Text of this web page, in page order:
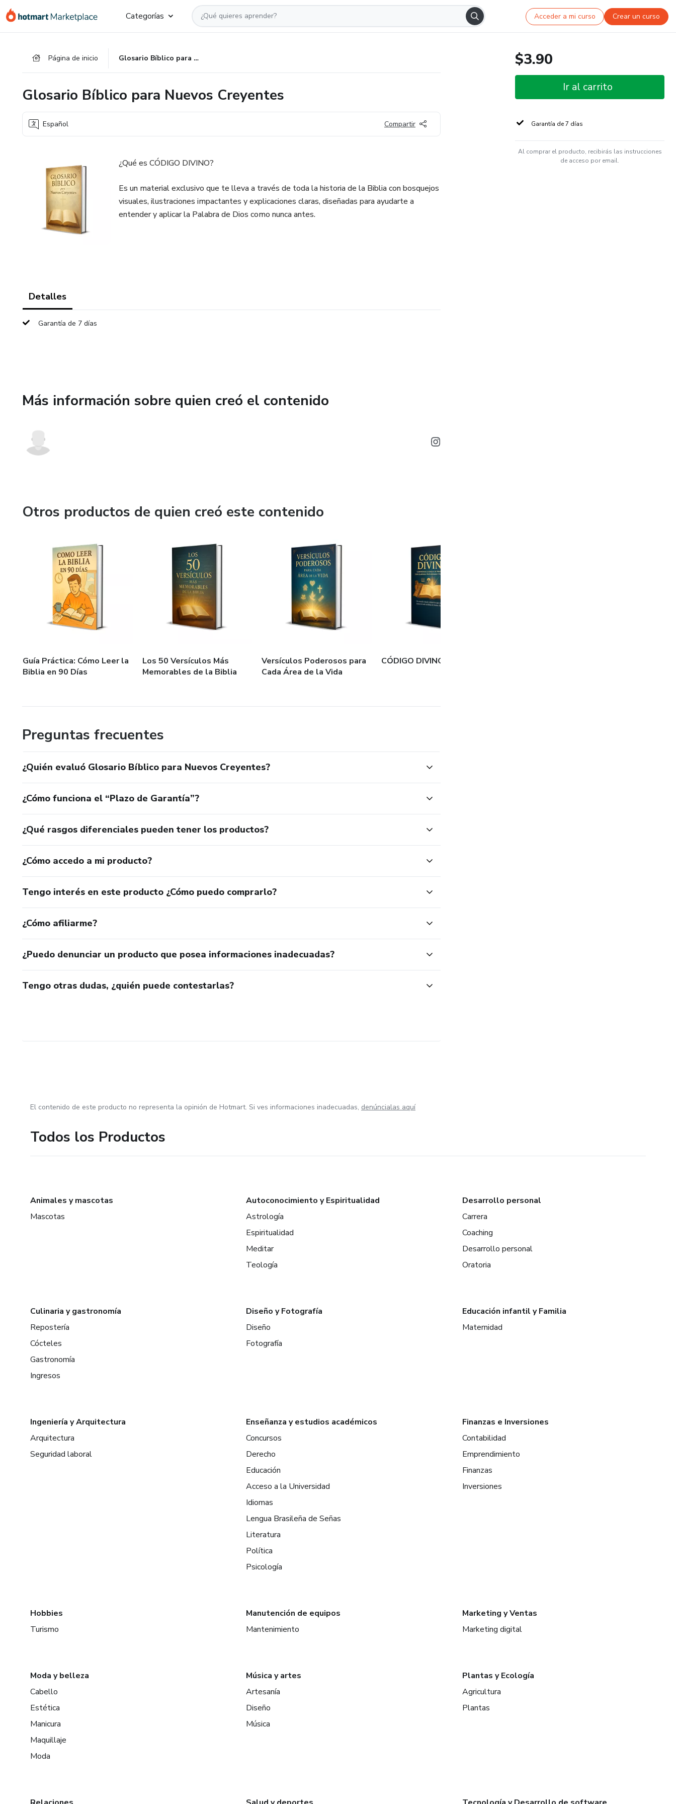
Categorías Acceder a mi curso Crear un curso
Página de inicio Glosario Bíblico para Nuevos Creyentes
Glosario Bíblico para Nuevos Creyentes
Español Compartir
¿Qué es CÓDIGO DIVINO?
Es un material exclusivo que te lleva a través de toda la historia de la Biblia con bosquejos
visuales, ilustraciones impactantes y explicaciones claras, diseñadas para ayudarte a
entender y aplicar la Palabra de Dios como nunca antes.
Detalles
Garantía de 7 días
Más información sobre quien creó el contenido
Otros productos de quien creó este contenido
Guía Práctica: Cómo Leer la
Biblia en 90 Días
Los 50 Versículos Más
Memorables de la Biblia
Versículos Poderosos para
Cada Área de la Vida
CÓDIGO DIVINO
Preguntas frecuentes
¿Quién evaluó Glosario Bíblico para Nuevos Creyentes?
¿Cómo funciona el “Plazo de Garantía”?
¿Qué rasgos diferenciales pueden tener los productos?
¿Cómo accedo a mi producto?
Tengo interés en este producto ¿Cómo puedo comprarlo?
¿Cómo afiliarme?
¿Puedo denunciar un producto que posea informaciones inadecuadas?
Tengo otras dudas, ¿quién puede contestarlas?
$3.90
Ir al carrito
Garantía de 7 días
Al comprar el producto, recibirás las instrucciones
de acceso por email.
El contenido de este producto no representa la opinión de Hotmart. Si ves informaciones inadecuadas, denúncialas aquí
Todos los Productos
Animales y mascotas
Mascotas
Autoconocimiento y Espiritualidad
Astrología
Espiritualidad
Meditar
Teología
Desarrollo personal
Carrera
Coaching
Desarrollo personal
Oratoria
Culinaria y gastronomía
Repostería
Cócteles
Gastronomía
Ingresos
Diseño y Fotografía
Diseño
Fotografía
Educación infantil y Familia
Maternidad
Ingeniería y Arquitectura
Arquitectura
Seguridad laboral
Enseñanza y estudios académicos
Concursos
Derecho
Educación
Acceso a la Universidad
Idiomas
Lengua Brasileña de Señas
Literatura
Política
Psicología
Finanzas e Inversiones
Contabilidad
Emprendimiento
Finanzas
Inversiones
Hobbies
Turismo
Manutención de equipos
Mantenimiento
Marketing y Ventas
Marketing digital
Moda y belleza
Cabello
Estética
Manicura
Maquillaje
Moda
Música y artes
Artesanía
Diseño
Música
Plantas y Ecología
Agricultura
Plantas